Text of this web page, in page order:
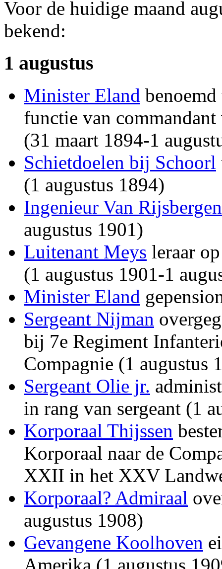
Voor de huidige maand
bekend:
1 augustus
Minister Eland
functie van
(31 maart 1894-1
Schietdoelen bij Schoorl
(1 augustus 1894)
Ingenieur Van Rijsbergen
augustus 1901)
Luitenant Meys leraar
(1 augustus 1901-1
Minister Eland
Sergeant Nijman
bij 7e Regiment
Compagnie (1 augustus
Sergeant Olie jr.
in rang van sergeant (1
Korporaal Thijssen
Korporaal naar de
XXII in het XXV
Korporaal? Admiraal
augustus 1908)
Gevangene Koolhoven
Amerika (1 augustus